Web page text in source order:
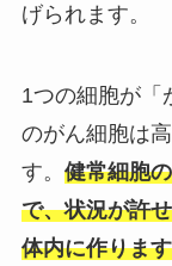
げられます。
1つの細胞が「
のがん細胞は
す。 健常細胞
で、状況が許
体内に作りま